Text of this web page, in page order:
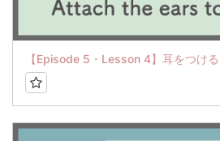
【Episode 5・Lesson 4】耳をつける